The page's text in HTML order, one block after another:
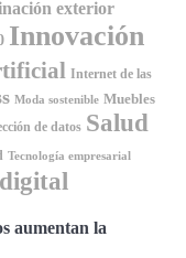
exterior
Innovación
Internet de las
Moda sostenible Muebles
de datos Salud
Tecnología empresarial
aumentan la